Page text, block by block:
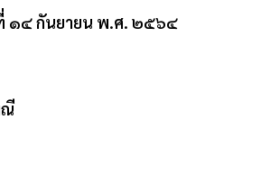
๑๔ กันยายน พ.ศ. ๒๕๖๔